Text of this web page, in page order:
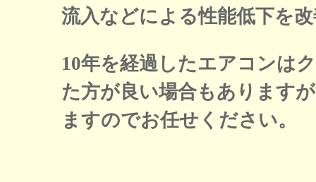
流入などによる性能低下を
10年を経過したエアコンは
た方が良い場合もあります
ますのでお任せください。